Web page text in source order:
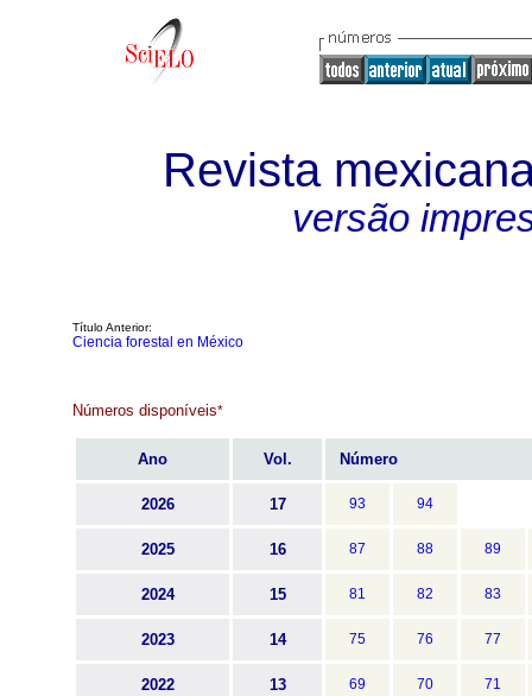
Revista
versão
Título Anterior:
Ciencia forestal en México
Números disponíveis*
Ano Vol. Número
2026 17 93 94
2025 16 87 88 89
2024 15 81 82 83
2023 14 75 76 77
2022 13 69 70 71